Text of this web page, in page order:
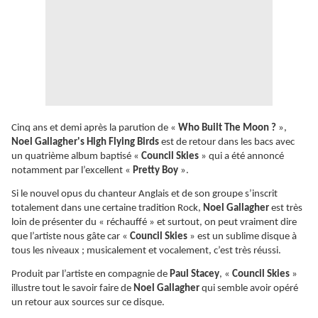
Cinq ans et demi après la parution de « Who Built The Moon ? »,
Noel Gallagher's High Flying Birds est de retour dans les bacs avec
un quatrième album baptisé « Council Skies » qui a été annoncé
notamment par l’excellent « Pretty Boy ».
Si le nouvel opus du chanteur Anglais et de son groupe s’inscrit
totalement dans une certaine tradition Rock, Noel Gallagher est très
loin de présenter du « réchauffé » et surtout, on peut vraiment dire
que l’artiste nous gâte car « Council Skies » est un sublime disque à
tous les niveaux ; musicalement et vocalement, c’est très réussi.
Produit par l’artiste en compagnie de Paul Stacey, « Council Skies »
illustre tout le savoir faire de Noel Gallagher qui semble avoir opéré
un retour aux sources sur ce disque.